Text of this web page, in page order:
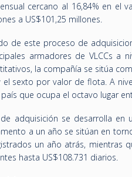
cercano al 16,84% en el
a US$101,25 millones.
de este proceso de
armadores de VLCCs a
la compañía se sitúa
el sexto por valor de flota. A
país que ocupa el octavo lugar
adquisición se desarrolla en
a un año se sitúan en
un año atrás, mientras
hasta US$108.731 diarios.